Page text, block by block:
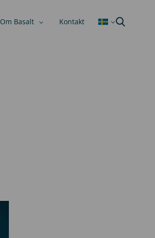
Om Basalt Kontakt